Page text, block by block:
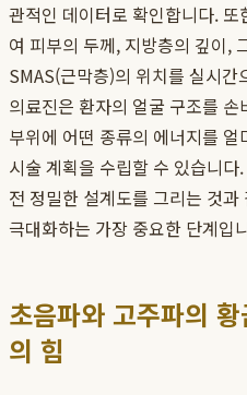
관적인 데이터로 확인합니다.
여 피부의 두께, 지방층의 깊이,
SMAS(근막층)의 위치를 실시
의료진은 환자의 얼굴 구조를
부위에 어떤 종류의 에너지를
시술 계획을 수립할 수 있습니
전 정밀한 설계도를 그리는 것
극대화하는 가장 중요한 단계입
초음파와 고주파의
의 힘